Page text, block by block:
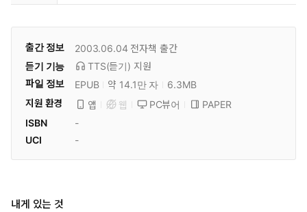
출간 정보 2003.06.04 전자책 출간
듣기 기능
TTS(듣기) 지원
파일 정보
EPUB 약 14.1만 자
6.3MB
지원 환경
앱 웹 PC뷰어
PAPER
ISBN
-
UCI
-
내게 있는 것